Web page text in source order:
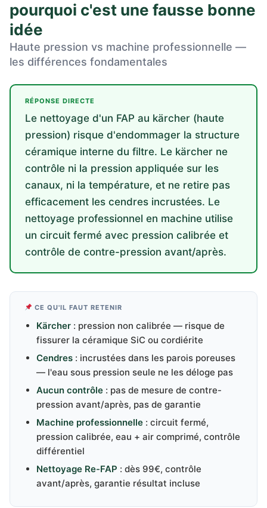
pourquoi c'est une fausse bonne
idée
Haute pression vs machine professionnelle —
les différences fondamentales
RÉPONSE DIRECTE
Le nettoyage d'un FAP au kärcher (haute
pression) risque d'endommager la structure
céramique interne du filtre. Le kärcher ne
contrôle ni la pression appliquée sur les
canaux, ni la température, et ne retire pas
efficacement les cendres incrustées. Le
nettoyage professionnel en machine utilise
un circuit fermé avec pression calibrée et
contrôle de contre-pression avant/après.
CE QU'IL FAUT RETENIR
Kärcher : pression non calibrée — risque de
fissurer la céramique SiC ou cordiérite
Cendres : incrustées dans les parois poreuses
— l'eau sous pression seule ne les déloge pas
Aucun contrôle : pas de mesure de contre-
pression avant/après, pas de garantie
Machine professionnelle : circuit fermé,
pression calibrée, eau + air comprimé, contrôle
différentiel
Nettoyage Re-FAP : dès 99€, contrôle
avant/après, garantie résultat incluse